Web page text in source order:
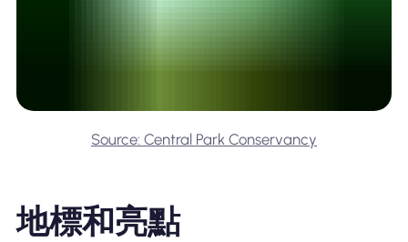
Source: Central Park Conservancy
地標和亮點